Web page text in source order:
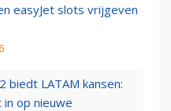
easyJet slots vrijgeven
biedt LATAM kansen:
op nieuwe